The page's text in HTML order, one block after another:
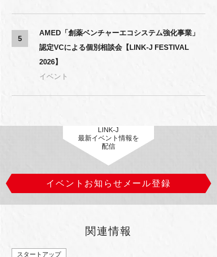
5
AMED「創薬ベンチャーエコシステム強化事業」
認定VCによる個別相談会【LINK-J FESTIVAL
2026】
イベント
LINK-J
最新イベント情報を
配信
イベントお知らせメール登録
関連情報
スタートアップ